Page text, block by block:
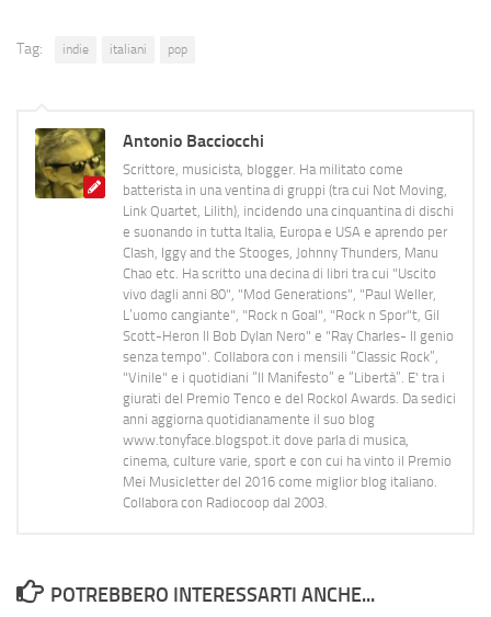
Tag: indie italiani pop
Antonio Bacciocchi
Scrittore, musicista, blogger. Ha militato come
batterista in una ventina di gruppi (tra cui Not Moving,
Link Quartet, Lilith), incidendo una cinquantina di dischi
e suonando in tutta Italia, Europa e USA e aprendo per
Clash, Iggy and the Stooges, Johnny Thunders, Manu
Chao etc. Ha scritto una decina di libri tra cui "Uscito
vivo dagli anni 80", "Mod Generations", "Paul Weller,
L’uomo cangiante", "Rock n Goal", "Rock n Spor"t, Gil
Scott-Heron Il Bob Dylan Nero" e "Ray Charles- Il genio
senza tempo". Collabora con i mensili “Classic Rock”,
"Vinile" e i quotidiani “Il Manifesto” e “Libertà”. E' tra i
giurati del Premio Tenco e del Rockol Awards. Da sedici
anni aggiorna quotidianamente il suo blog
www.tonyface.blogspot.it dove parla di musica,
cinema, culture varie, sport e con cui ha vinto il Premio
Mei Musicletter del 2016 come miglior blog italiano.
Collabora con Radiocoop dal 2003.
POTREBBERO INTERESSARTI ANCHE...